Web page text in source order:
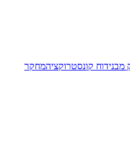
מבנידוח קונסטרוקציהמחקר